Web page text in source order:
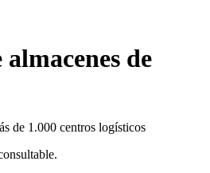
de
de 1.000 centros logísticos